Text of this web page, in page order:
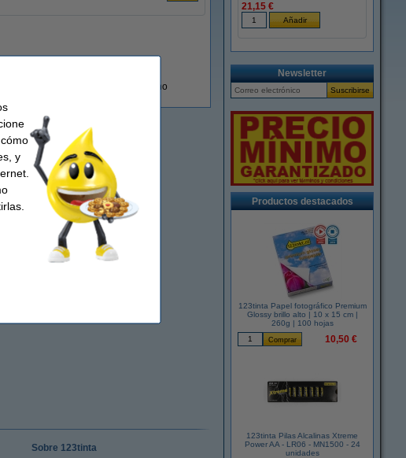
En almacén externo
21,15 €
Newsletter
Productos destacados
123tinta Papel fotográfico Premium
Glossy brillo alto | 10 x 15 cm |
260g | 100 hojas
10,50 €
123tinta Pilas Alcalinas Xtreme
Power AA - LR06 - MN1500 - 24
unidades
Sobre 123tinta
y